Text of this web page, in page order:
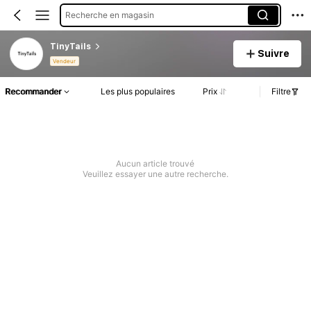
Recherche en magasin
TinyTails
Vendeur
Suivre
Recommander Les plus populaires Prix Filtre
Aucun article trouvé
Veuillez essayer une autre recherche.